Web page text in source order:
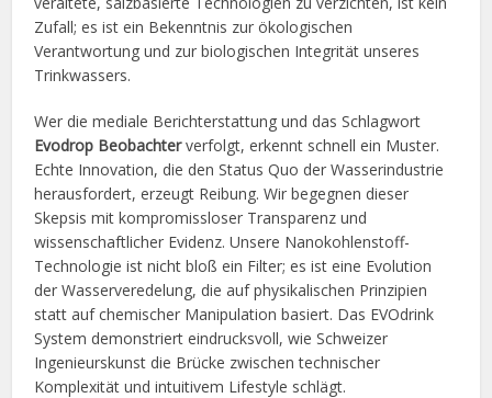
Zufall; es ist ein Bekenntnis zur ökologischen
Verantwortung und zur biologischen Integrität unseres
Trinkwassers.
Wer die mediale Berichterstattung und das Schlagwort
Evodrop Beobachterverfolgt, erkennt schnell ein Muster.
Echte Innovation, die den Status Quo der Wasserindustrie
herausfordert, erzeugt Reibung. Wir begegnen dieser
Skepsis mit kompromissloser Transparenz und
wissenschaftlicher Evidenz. Unsere Nanokohlenstoff-
Technologie ist nicht bloß ein Filter; es ist eine Evolution
der Wasserveredelung, die auf physikalischen Prinzipien
statt auf chemischer Manipulation basiert. Das EVOdrink
System demonstriert eindrucksvoll, wie Schweizer
Ingenieurskunst die Brücke zwischen technischer
Komplexität und intuitivem Lifestyle schlägt.